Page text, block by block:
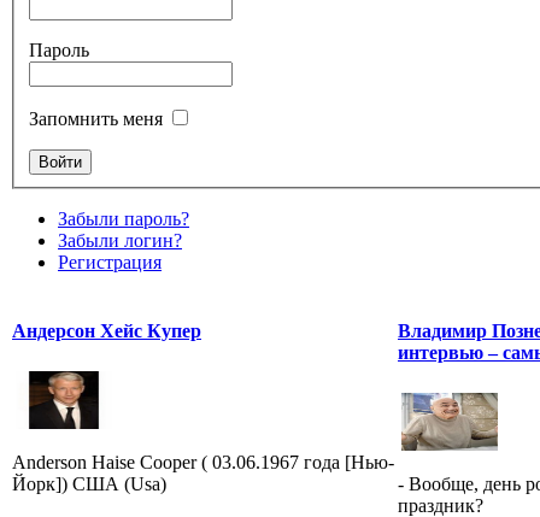
Пароль
Запомнить меня
Забыли пароль?
Забыли логин?
Регистрация
Андерсон Хейс Купер
Anderson Haise Cooper ( 03.06.1967 года [Нью-
Йорк]) США (Usa)
Владимир
интервью –
- Вообще, день
праздник?